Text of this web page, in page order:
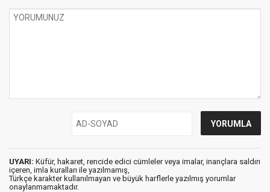
UYARI: Küfür, hakaret, rencide edici cümleler veya imalar, inançlara saldırı
içeren, imla kuralları ile yazılmamış,
Türkçe karakter kullanılmayan ve büyük harflerle yazılmış yorumlar
onaylanmamaktadır.